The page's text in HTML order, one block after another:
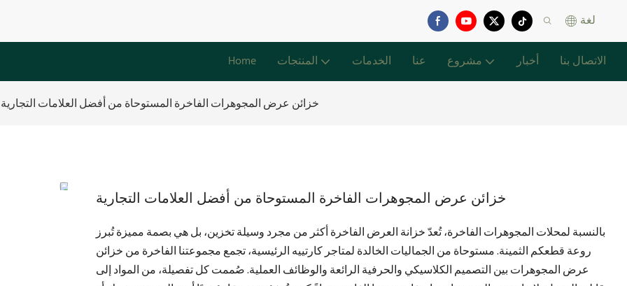
لغة
Home المنتجات الخدمات عنا مشروع أخبار الاتصال بنا
خزائن عرض المجوهرات الفاخرة المستوحاة من أفضل العلامات التجارية
خزائن عرض المجوهرات الفاخرة المستوحاة من أفضل العلامات التجارية
بالنسبة لمحلات المجوهرات الفاخرة، تُعدّ خزانة العرض الفاخرة أكثر من مجرد وسيلة تخزين، بل هي بصمة مميزة تُبرز
روعة قطعكم الثمينة. مستوحاة من الجماليات الخالدة لمتاجر كارتييه الرئيسية، تجمع مجموعتنا الفاخرة من خزائن
عرض المجوهرات بين التصميم الكلاسيكي والحرفية الرائعة والوظائف العملية. صُممت كل تفصيلة، من المواد إلى